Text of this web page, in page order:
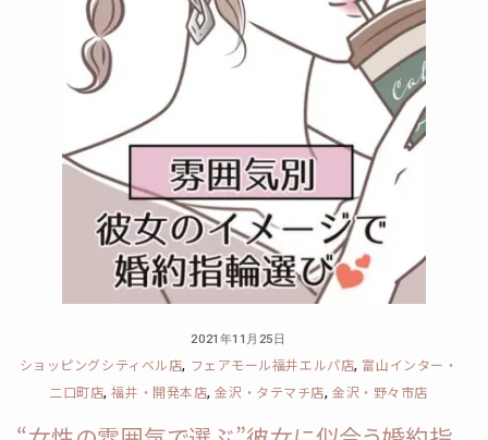
2021年11月25日
ショッピングシティベル店, フェアモール福井エルパ店, 富山インター・
二口町店,福井・開発本店,金沢・タテマチ店,金沢・野々市店